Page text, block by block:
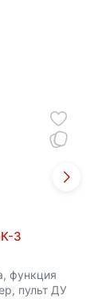
3
функция
пульт ДУ